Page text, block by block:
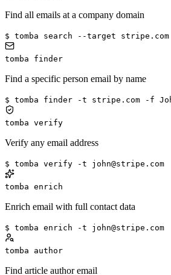
Find all emails at a company domain
$ tomba search --target stripe.com
tomba finder
Find a specific person email by name
$ tomba finder -t stripe.com -f
tomba verify
Verify any email address
$ tomba verify -t john@stripe.com
tomba enrich
Enrich email with full contact data
$ tomba enrich -t john@stripe.com
tomba author
Find article author email